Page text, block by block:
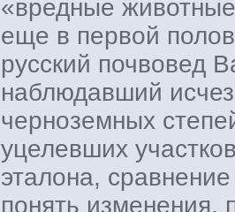
«вредные
еще в первой
русский почвовед
наблюдавший
черноземных
уцелевших
эталона,
понять изменения,